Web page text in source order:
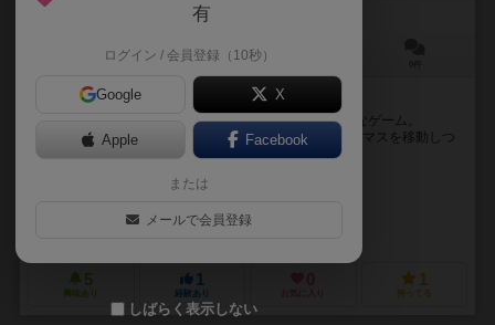
30分前後
くっ！APが足りない！
懐かしの某世界的サッカー漫画のファミコンゲーム的なゲーム。
（注：必殺シュートはありません。) パスやドリブルでマスを移動しつ
つ攻め上がり、シュートを放って点数を取る...
ナイトウ ソウヤ（Souya Naito）
5
興味あり
1
経験あり
1
持ってる
有
ログイン / 会員登録（10秒）
Google X
Apple Facebook
または
メールで会員登録
しばらく表示しない